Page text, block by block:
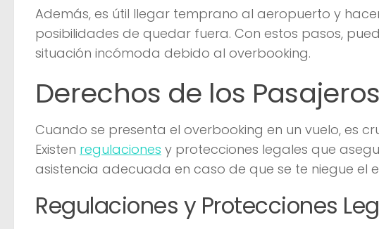
Además, es útil llegar temprano al aeropuerto y
posibilidades de quedar fuera. Con estos pasos,
situación incómoda debido al overbooking.
Derechos de los
Cuando se presenta el overbooking en un vuelo, es
Existen regulaciones y protecciones legales que
asistencia adecuada en caso de que se te niegue el
Regulaciones y Protecciones